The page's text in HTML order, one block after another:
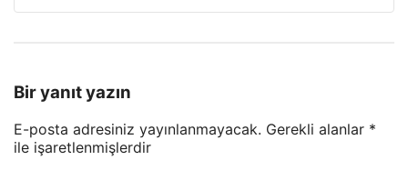
Bir yanıt yazın
E-posta adresiniz yayınlanmayacak. Gerekli alanlar *
ile işaretlenmişlerdir